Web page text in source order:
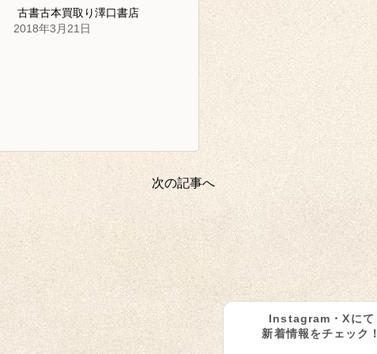
古書古本買取り澤口書店
2018年3月21日
次の記事へ
Instagram・Xにて
新着情報をチェック！